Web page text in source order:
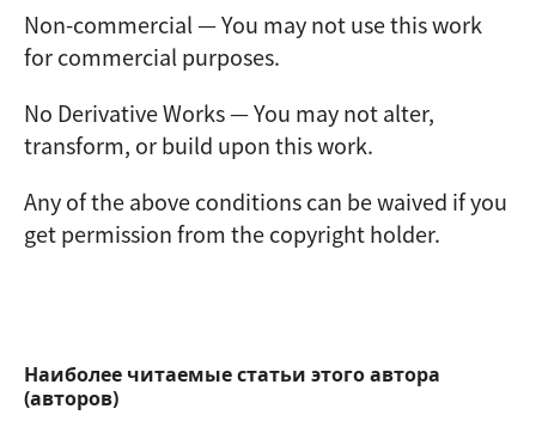
Non-commercial — You may not use this work
for commercial purposes.
No Derivative Works — You may not alter,
transform, or build upon this work.
Any of the above conditions can be waived if you
get permission from the copyright holder.
Наиболее читаемые статьи этого автора
(авторов)